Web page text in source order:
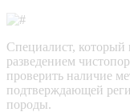
Специалист, который
разведением
проверить наличие
подтверждающей
породы.